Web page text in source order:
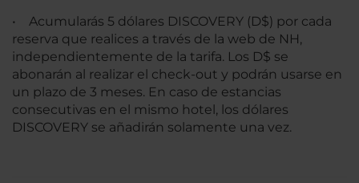
• Acumularás 5 dólares DISCOVERY (D$) por cada
reserva que realices a través de la web de NH,
independientemente de la tarifa. Los D$ se
abonarán al realizar el check-out y podrán usarse en
un plazo de 3 meses. En caso de estancias
consecutivas en el mismo hotel, los dólares
DISCOVERY se añadirán solamente una vez.